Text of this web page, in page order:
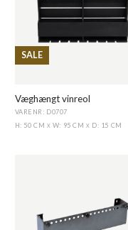
SALE
Væghængt vinreol
VARENR: D0707
H: 50 CM X W: 95 CM X D: 15 CM